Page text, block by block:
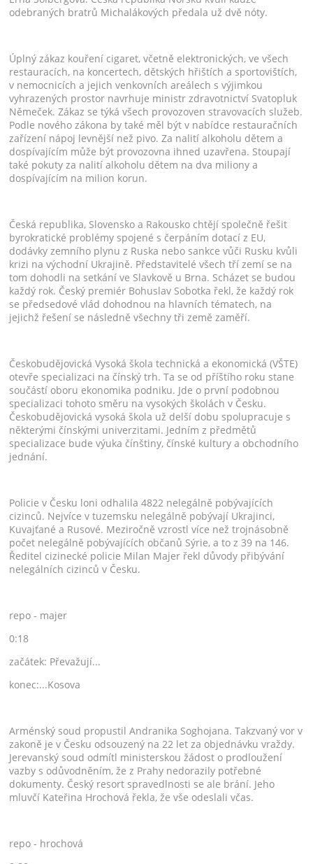
odebraných bratrů Michalákových předala už dvě nóty.
Úplný zákaz kouření cigaret, včetně elektronických, ve všech
restauracích, na koncertech, dětských hřištích a sportovištích,
v nemocnicích a jejich venkovních areálech s výjimkou
vyhrazených prostor navrhuje ministr zdravotnictví Svatopluk
Němeček. Zákaz se týká všech provozoven stravovacích služeb.
Podle nového zákona by také měl být v nabídce restauračních
zařízení nápoj levnější než pivo. Za nalití alkoholu dětem a
dospívajícím může být provozovna ihned uzavřena. Stoupají
také pokuty za nalití alkoholu dětem na dva miliony a
dospívajícím na milion korun.
Česká republika, Slovensko a Rakousko chtějí společně řešit
byrokratické problémy spojené s čerpáním dotací z EU,
dodávky zemního plynu z Ruska nebo sankce vůči Rusku kvůli
krizi na východní Ukrajině. Představitelé všech tří zemí se na
tom dohodli na setkání ve Slavkově u Brna. Scházet se budou
každý rok. Český premiér Bohuslav Sobotka řekl, že každý rok
se předsedové vlád dohodnou na hlavních tématech, na
jejichž řešení se následně všechny tři země zaměří.
Českobudějovická Vysoká škola technická a ekonomická (VŠTE)
otevře specializaci na čínský trh. Ta se od příštího roku stane
součástí oboru ekonomika podniku. Jde o první podobnou
specializaci tohoto směru na vysokých školách v Česku.
Českobudějovická vysoká škola už delší dobu spolupracuje s
některými čínskými univerzitami. Jedním z předmětů
specializace bude výuka čínštiny, čínské kultury a obchodního
jednání.
Policie v Česku loni odhalila 4822 nelegálně pobývajících
cizinců. Nejvíce v tuzemsku nelegálně pobývají Ukrajinci,
Kuvajťané a Rusové. Meziročně vzrostl více než trojnásobně
počet nelegálně pobývajících občanů Sýrie, a to z 39 na 146.
Ředitel cizinecké policie Milan Majer řekl důvody přibývání
nelegálních cizinců v Česku.
repo - majer
0:18
začátek: Převažují...
konec:...Kosova
Arménský soud propustil Andranika Soghojana. Takzvaný vor v
zakoně je v Česku odsouzený na 22 let za objednávku vraždy.
Jerevanský soud odmítl ministerskou žádost o prodloužení
vazby s odůvodněním, že z Prahy nedorazily potřebné
dokumenty. Český resort spravedlnosti se ale brání. Jeho
mluvčí Kateřina Hrochová řekla, že vše odeslali včas.
repo - hrochová